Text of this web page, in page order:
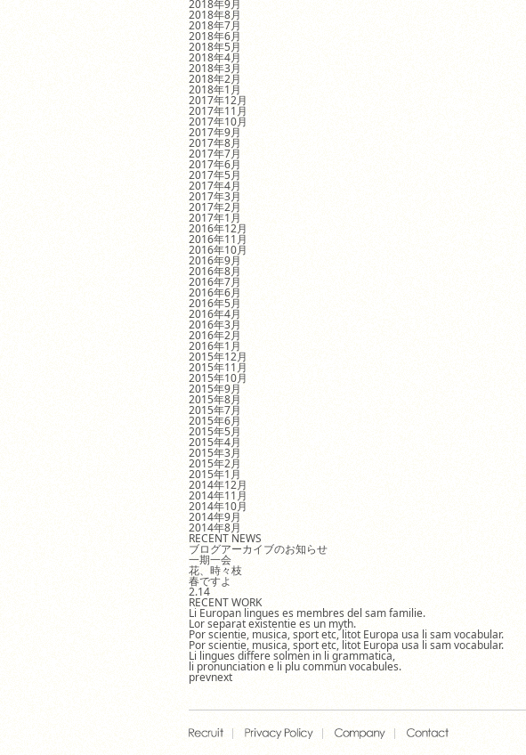
2018年9月
2018年8月
2018年7月
2018年6月
2018年5月
2018年4月
2018年3月
2018年2月
2018年1月
2017年12月
2017年11月
2017年10月
2017年9月
2017年8月
2017年7月
2017年6月
2017年5月
2017年4月
2017年3月
2017年2月
2017年1月
2016年12月
2016年11月
2016年10月
2016年9月
2016年8月
2016年7月
2016年6月
2016年5月
2016年4月
2016年3月
2016年2月
2016年1月
2015年12月
2015年11月
2015年10月
2015年9月
2015年8月
2015年7月
2015年6月
2015年5月
2015年4月
2015年3月
2015年2月
2015年1月
2014年12月
2014年11月
2014年10月
2014年9月
2014年8月
RECENT NEWS
ブログアーカイブのお知らせ
一期一会
花、時々枝
春ですよ
2.14
RECENT WORK
Li Europan lingues es membres del sam familie.
Lor separat existentie es un myth.
Por scientie, musica, sport etc, litot Europa usa li sam vocabular.
Por scientie, musica, sport etc, litot Europa usa li sam vocabular.
Li lingues differe solmen in li grammatica,
li pronunciation e li plu commun vocabules.
prevnext